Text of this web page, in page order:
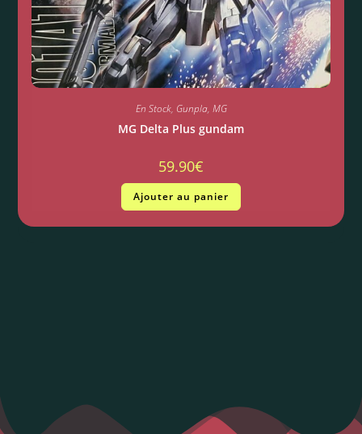
En Stock, Gunpla, MG
MG Delta Plus gundam
59.90€
Ajouter au panier